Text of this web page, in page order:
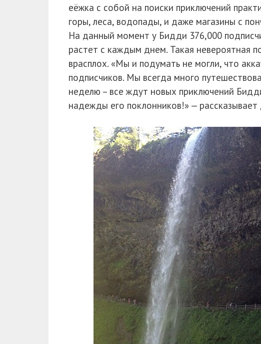
еёжка с собой на поиски приключений
горы, леса, водопады, и даже магазины с
На данный момент у Бидди 376,000
растет с каждым днем. Такая невероятная
врасплох. «Мы и подумать не могли, что
подписчиков. Мы всегда много
неделю – все ждут новых приключений
надежды его поклонников!» —